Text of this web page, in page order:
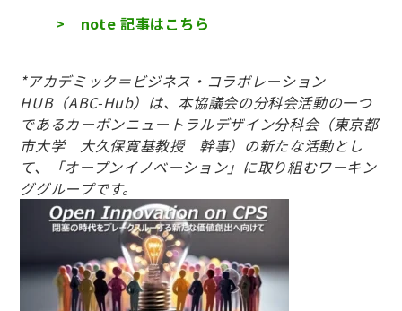
> note 記事はこちら
*アカデミック＝ビジネス・コラボレーション
HUB（ABC-Hub）は、 本協議会の分科会活動の一つ
であるカーボンニュートラルデザイン分科会（東京都
市大学
大久保寛基教授 幹事）の新たな活動とし
て、「オープンイノベーション」に取り組むワーキン
ググループです。